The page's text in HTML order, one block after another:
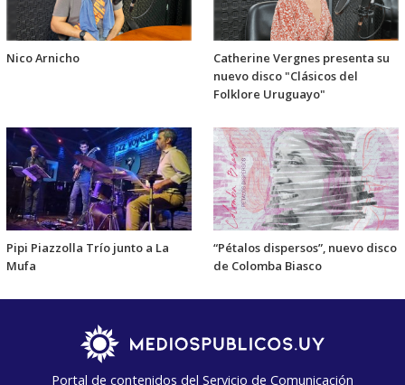
Nico Arnicho
Catherine Vergnes presenta su
nuevo disco "Clásicos del
Folklore Uruguayo"
Pipi Piazzolla Trío junto a La
Mufa
“Pétalos dispersos”, nuevo disco
de Colomba Biasco
Portal de contenidos del Servicio de Comunicación